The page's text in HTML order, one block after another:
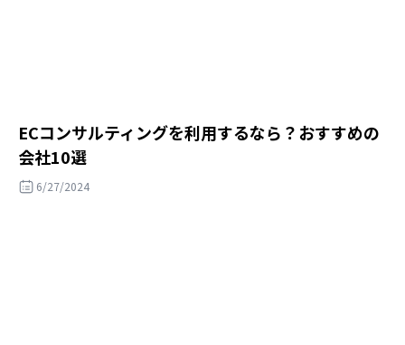
ECコンサルティングを利用するなら？おすすめの
会社10選
6/27/2024